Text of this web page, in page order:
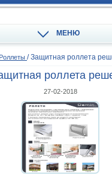
МЕНЮ
Роллеты / Защитная роллета
роллета
27-02-2018